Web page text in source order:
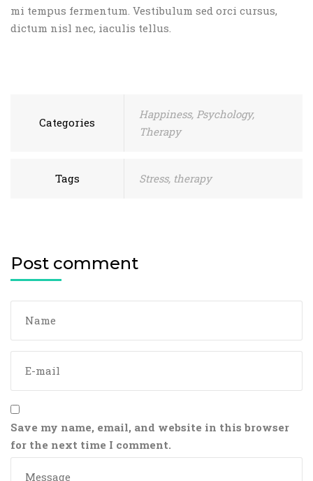
mi tempus fermentum. Vestibulum sed orci cursus,
dictum nisl nec, iaculis tellus.
Categories
Happiness, Psychology,
Therapy
Tags Stress, therapy
Post comment
Save my name, email, and website in this browser
for the next time I comment.